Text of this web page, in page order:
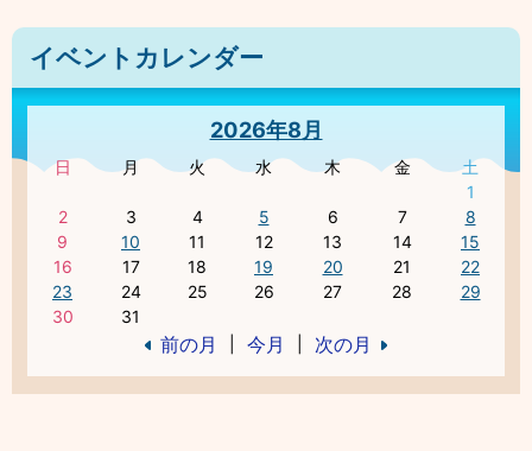
イベントカレンダー
2026年8月
日 月 火 水 木 金
土
1
2
3 4 5 6 7
8
9
10 11 12 13 14
15
16
17 18 19 20 21
22
23
24 25 26 27 28
29
30
31
前の月 今月 次の月